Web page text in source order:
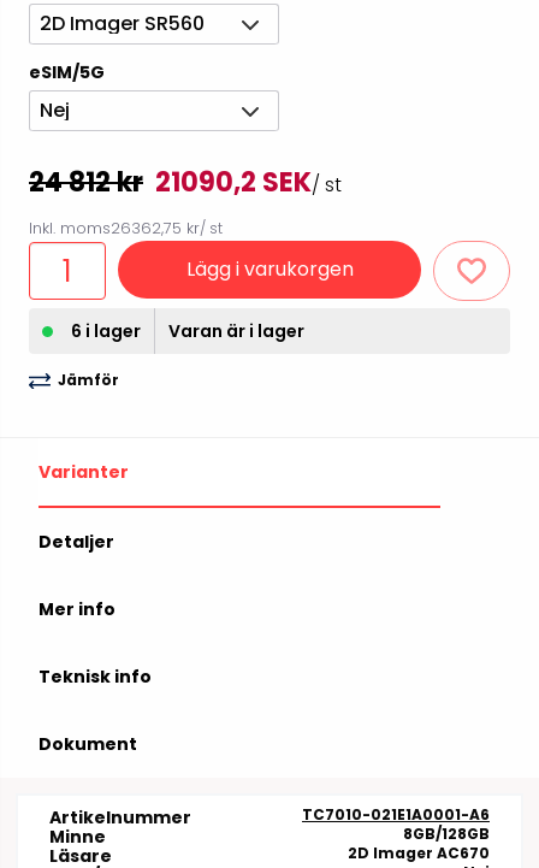
2D Imager SR560
eSIM/5G
Nej
24 812 kr 21090,2 SEK/ st
Inkl. moms26362,75 kr/ st
Lägg i varukorgen
6 i lager Varan är i lager
Jämför
Varianter
Detaljer
Mer info
Teknisk info
Dokument
Artikelnummer TC7010-021E1A0001-A6
Minne 8GB/128GB
Läsare 2D Imager AC670